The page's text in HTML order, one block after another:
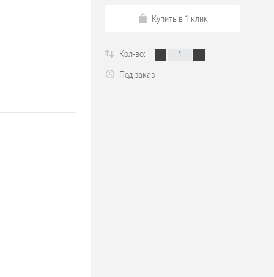
Купить в 1 клик
Кол-во:
Под заказ